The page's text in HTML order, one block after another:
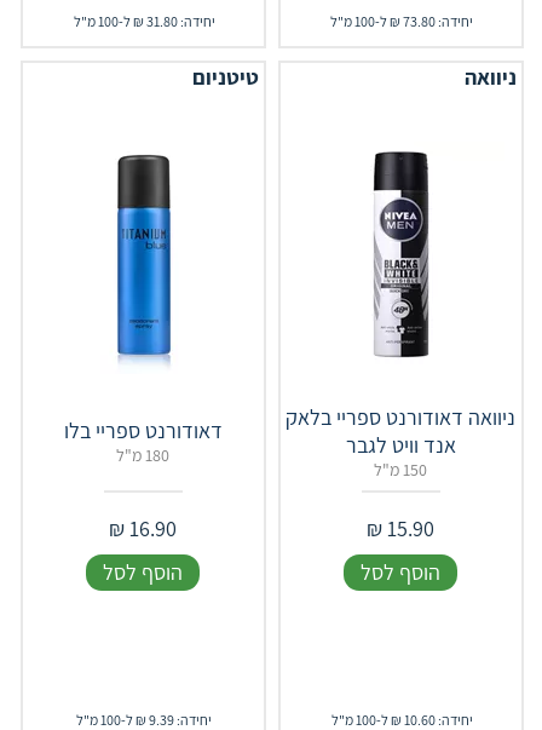
יחידה: 73.80 ₪ ל-100 מ"ל יחידה: 31.80 ₪ ל-100 מ"ל
ניוואה
ניוואה דאודורנט ספריי בלאק
אנד וויט לגבר
150 מ"ל
15.90
₪
הוסף לסל
יחידה: 10.60 ₪ ל-100 מ"ל
טיטניום
דאודורנט ספריי בלו
180 מ"ל
16.90
₪
הוסף לסל
יחידה: 9.39 ₪ ל-100 מ"ל